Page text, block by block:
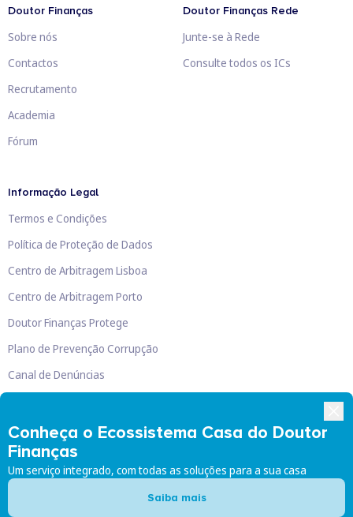
Conheça o Ecossistema Casa do Doutor
Finanças
Um serviço integrado, com todas as soluções para a sua casa
Saiba mais
Doutor Finanças
Sobre nós
Contactos
Recrutamento
Academia
Fórum
Doutor Finanças Rede
Junte-se à Rede
Consulte todos os ICs
Informação Legal
Termos e Condições
Política de Proteção de Dados
Centro de Arbitragem Lisboa
Centro de Arbitragem Porto
Doutor Finanças Protege
Plano de Prevenção Corrupção
Canal de Denúncias
Doutor Finanças, Lda